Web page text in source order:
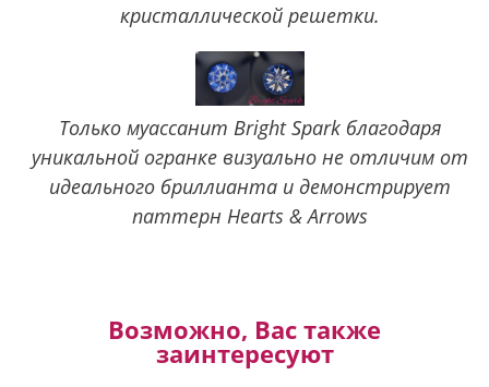
кристаллической решетки.
Только муассанит Bright Spark благодаря
уникальной огранке визуально не отличим от
идеального бриллианта и демонстрирует
паттерн Hearts & Arrows
Возможно, Вас также
заинтересуют